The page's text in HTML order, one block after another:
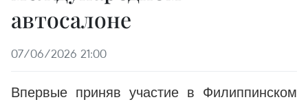
автосалоне
07/06/2026 21:00
Впервые приняв участие в Филиппинском